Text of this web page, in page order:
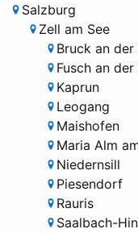
Salzburg
Zell am See
Bruck an
Fusch an
Kaprun
Leogang
Maishofen
Maria Alm
Niedernsill
Piesendorf
Rauris
Saalbach-